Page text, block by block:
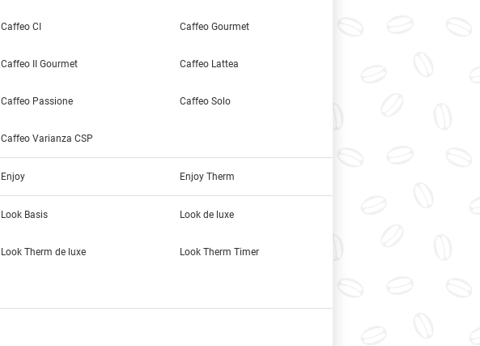
Caffeo CI Caffeo Gourmet
Caffeo II Gourmet Caffeo Lattea
Caffeo Passione Caffeo Solo
Caffeo Varianza CSP
Enjoy Enjoy Therm
Look Basis Look de luxe
Look Therm de luxe Look Therm Timer